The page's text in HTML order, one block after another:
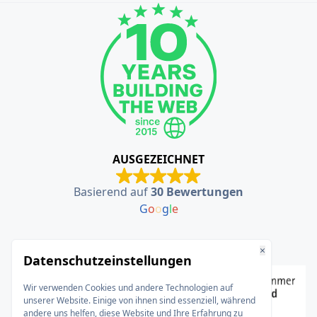
×
Datenschutzeinstellungen
Wir verwenden Cookies und andere Technologien auf
unserer Website. Einige von ihnen sind essenziell, während
andere uns helfen, diese Website und Ihre Erfahrung zu
AUSGEZEICHNET
Basierend auf30 Bewertungen
Google